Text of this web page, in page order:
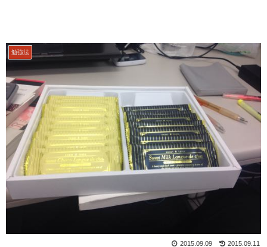
勉強法
2015.09.11
2015.09.09